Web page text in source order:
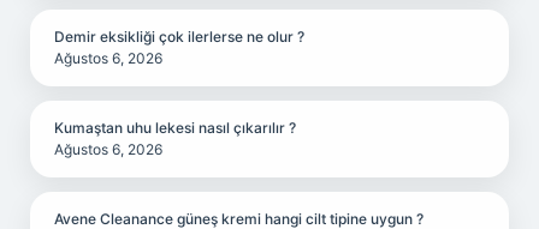
Demir eksikliği çok ilerlerse ne olur ?
Ağustos 6, 2026
Kumaştan uhu lekesi nasıl çıkarılır ?
Ağustos 6, 2026
Avene Cleanance güneş kremi hangi cilt tipine uygun ?